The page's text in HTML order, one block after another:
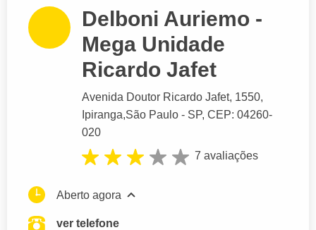
Delboni Auriemo -
Mega Unidade
Ricardo Jafet
Avenida Doutor Ricardo Jafet, 1550,
Ipiranga,São Paulo - SP, CEP: 04260-
020
7 avaliações
Aberto agora
ver telefone